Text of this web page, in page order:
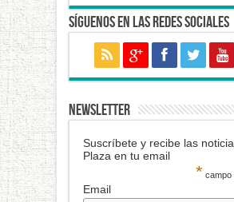
Síguenos en las redes sociales
NEWSLETTER
Suscríbete y recibe las
Plaza en tu email
* campo
Email